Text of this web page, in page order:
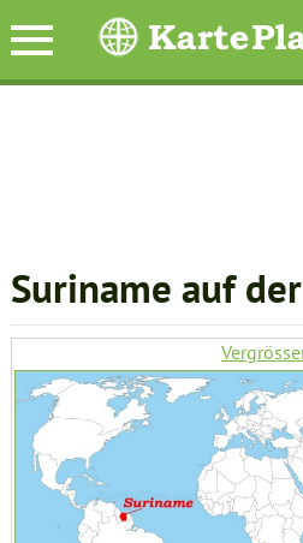
Suriname auf